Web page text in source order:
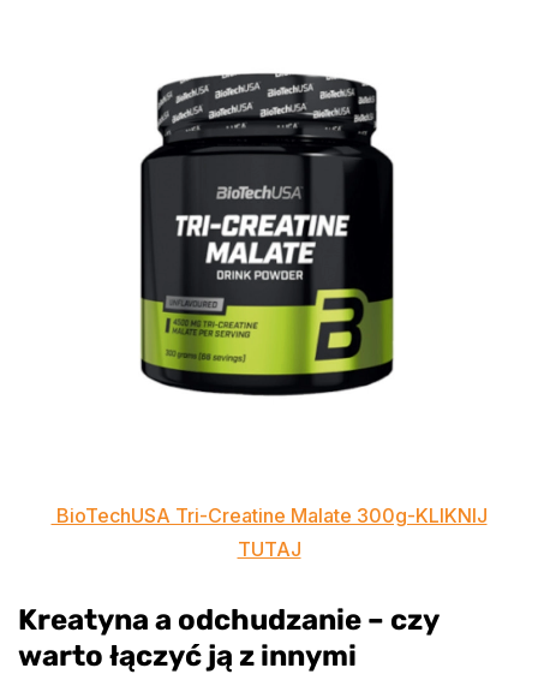
BioTechUSA Tri-Creatine Malate 300g-KLIKNIJ
TUTAJ
Kreatyna a odchudzanie – czy
warto łączyć ją z innymi